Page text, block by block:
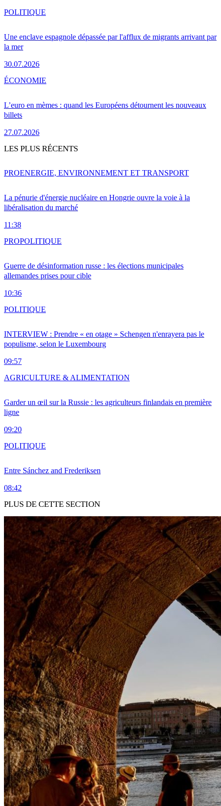
Une enclave espagnole dépassée par l'afflux de migrants arrivant par
la mer
30.07.2026
POLITIQUE
L’euro en mèmes : quand les Européens détournent les nouveaux
billets
27.07.2026
ÉCONOMIE
LES PLUS RÉCENTS
La pénurie d'énergie nucléaire en Hongrie ouvre la voie à la
libéralisation du marché
11:38
PROENERGIE, ENVIRONNEMENT ET TRANSPORT
Guerre de désinformation russe : les élections municipales
allemandes prises pour cible
10:36
PROPOLITIQUE
INTERVIEW : Prendre « en otage » Schengen n'enrayera pas le
populisme, selon le Luxembourg
09:57
POLITIQUE
Garder un œil sur la Russie : les agriculteurs finlandais en première
ligne
09:20
AGRICULTURE & ALIMENTATION
Entre Sánchez and Frederiksen
08:42
POLITIQUE
PLUS DE CETTE SECTION